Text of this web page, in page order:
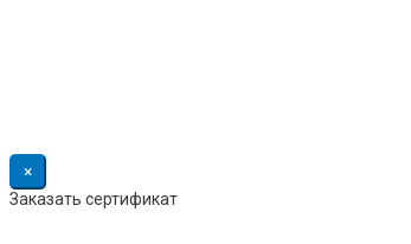
×
Заказать сертификат